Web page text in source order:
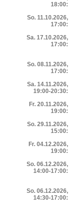
18:00:
So. 11.10.2026,
17:00:
Sa. 17.10.2026,
17:00:
So. 08.11.2026,
17:00:
Sa. 14.11.2026,
19:00-20:30:
Fr. 20.11.2026,
19:00:
So. 29.11.2026,
15:00:
Fr. 04.12.2026,
19:00:
So. 06.12.2026,
14:00-17:00:
So. 06.12.2026,
14:30-17:00: